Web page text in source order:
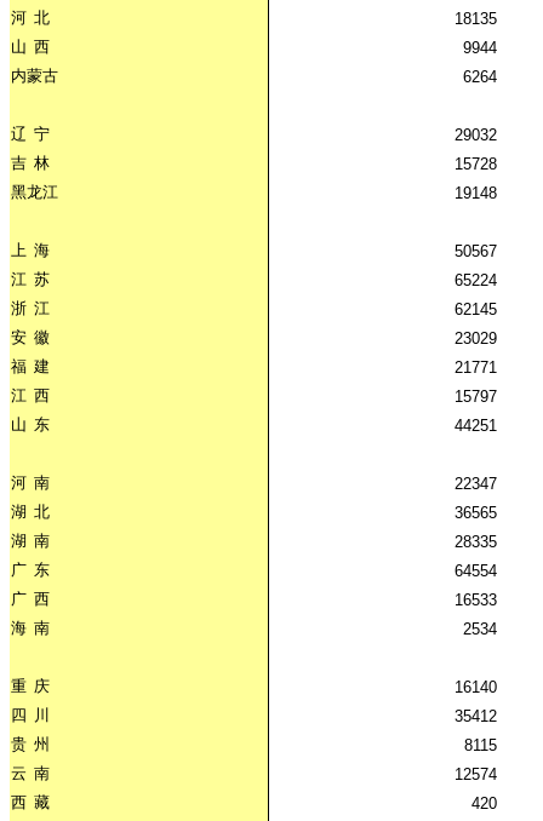
河 北
18135
山 西
9944
内蒙古
6264
辽 宁
29032
吉 林
15728
黑龙江
19148
上 海
50567
江 苏
65224
浙 江
62145
安 徽
23029
福 建
21771
江 西
15797
山 东 44251
河 南
22347
湖 北
36565
湖 南
28335
广 东
64554
广 西
16533
海 南 2534
重 庆
16140
四 川
35412
贵 州
8115
云 南
12574
西 藏 420